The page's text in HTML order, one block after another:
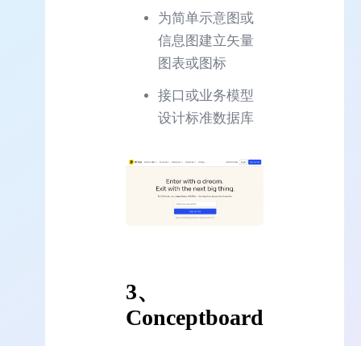
为简单示意图或
信息图建立矢量
图表或图标
接口或业务模型
设计标准数据库
3、
Conceptboard